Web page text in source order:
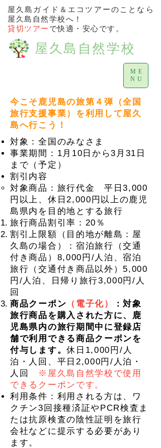
屋久島自然学校
屋久島ガイド＆エコツアーのことなら
屋久島自然学校へ！
貸切ツアー で快適・安心です。
ME
NU
今こそ鹿児島の旅第４弾（全国
旅行支援事業）を利用して屋久
島へ行こう！
対象：全国のみなさま
事業期間：1月10日から3月31日
まで（予定）
割引内容
​​対象商品：旅行代金 平日3,000
円以上、休日2,000円以上の鹿児
島県内を目的地とする旅行
​旅行商品割引率：20％
割引上限額（目的地が離島：屋
久島の場合）：宿泊旅行（交通
付き商品）8,000円/人泊、宿泊
旅行（交通付き商品以外）5,000
円/人泊、日帰り旅行3,000円/人
回
商品クーポン （電子化）
：対象
旅行商品を購入された方に、鹿
児島県内の旅行期間中に登録店
舗で利用できる商品クーポンを
付与します。休日1,000円/人
泊・人回、平日2,000円/人泊・
人回
※屋久島自然学校で使用
できるクーポンです。
利用条件：利用される方は、ワ
クチン3回接種済証やPCR検査ま
たは抗原検査の陰性証明を旅行
会社などに提示する必要があり
ます。